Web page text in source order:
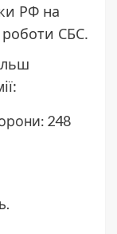
РФ на
роботи СБС.
248